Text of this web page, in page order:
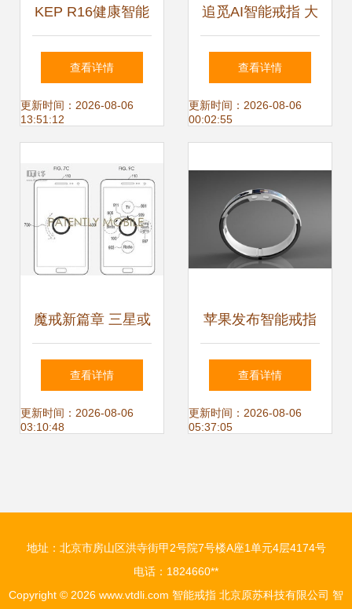
KEP R16健康智能
戒指 超薄设计下的
全面健康管家
查看详情
更新时间：2026-08-06
13:51:12
追觅AI智能戒指 大
学生的“效率神
器”与“健康管家”
查看详情
更新时间：2026-08-06
00:02:55
魔戒新篇章 三星或
将推出智能戒指，
戒指形的下一个科
查看详情
更新时间：2026-08-06
03:10:48
苹果发布智能戒指
可与其他设备无缝
交互，重新定义可
查看详情
更新时间：2026-08-06
05:37:05
地址：北京市房山区洪寺街甲2号院7号楼A座1单元4层4174号
电话：1824660**
Copyright © 2026 www.vtdli.com 智能戒指 北京原苏科技有限公司 智